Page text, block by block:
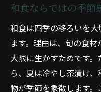
和食ならではの季節
和食は四季の移ろいを
ます。理由は、旬の食
大限に生かすためです
ら、夏は冷やし茶漬け
物が季節を象徴します